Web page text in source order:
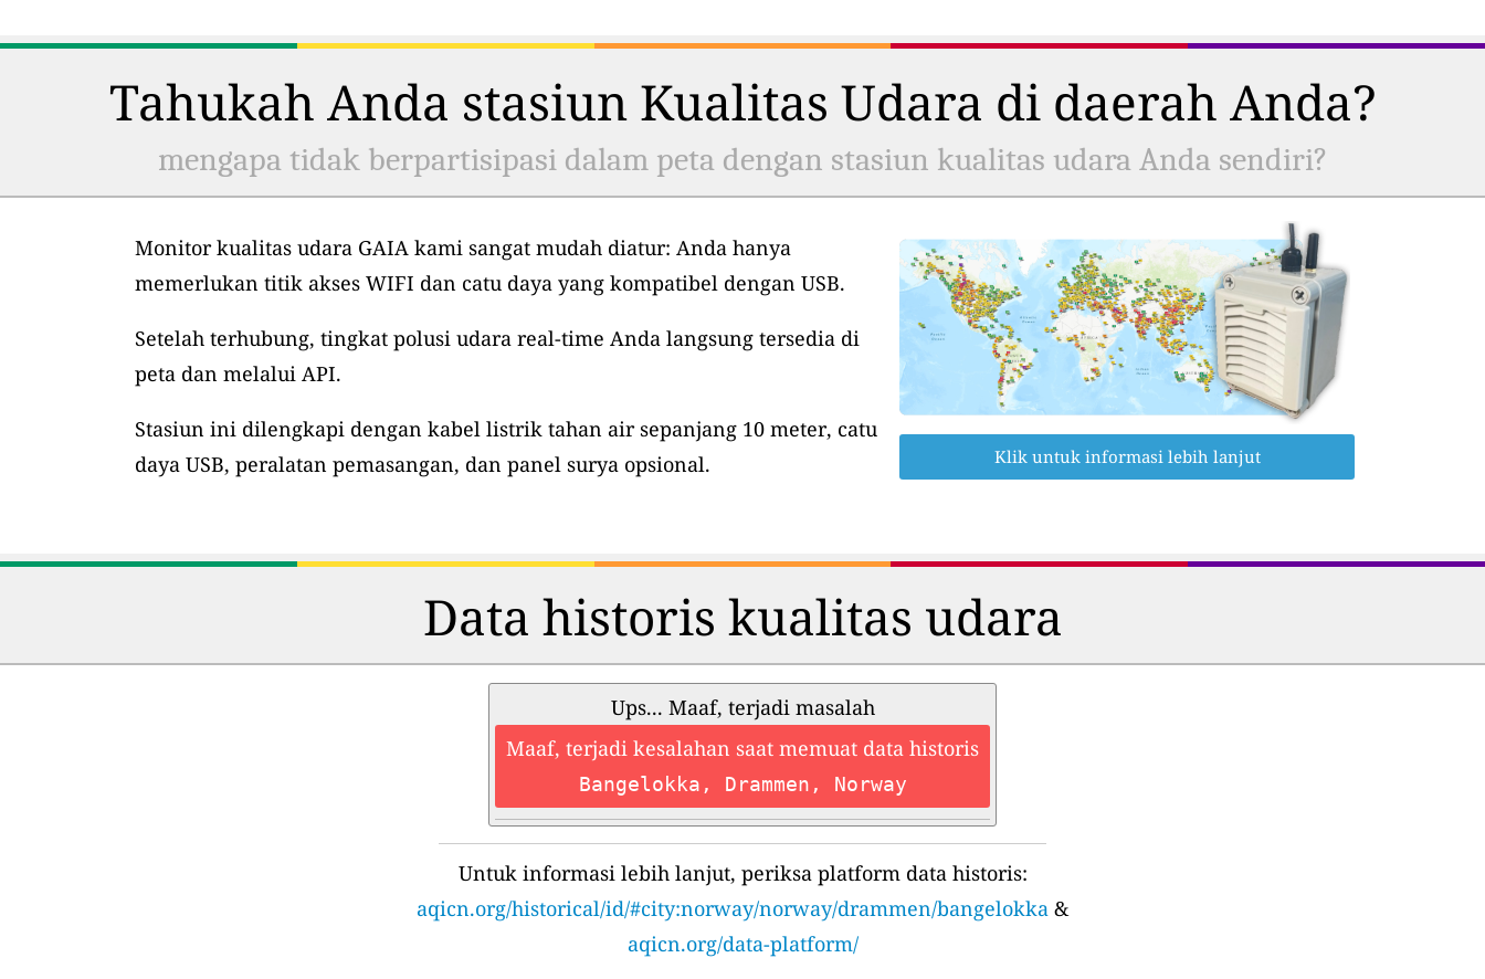
Tahukah Anda stasiun Kualitas Udara di daerah Anda?
mengapa tidak berpartisipasi dalam peta dengan stasiun kualitas udara Anda sendiri?
Monitor kualitas udara GAIA kami sangat mudah diatur: Anda hanya
memerlukan titik akses WIFI dan catu daya yang kompatibel dengan USB.
Setelah terhubung, tingkat polusi udara real-time Anda langsung tersedia di
peta dan melalui API.
Stasiun ini dilengkapi dengan kabel listrik tahan air sepanjang 10 meter, catu
daya USB, peralatan pemasangan, dan panel surya opsional.
Klik untuk informasi lebih lanjut
Data historis kualitas udara
Ups... Maaf, terjadi masalah
Maaf, terjadi kesalahan saat memuat data historis
Bangelokka, Drammen, Norway
Untuk informasi lebih lanjut, periksa platform data historis:
aqicn.org/historical/id/#city:norway/norway/drammen/bangelokka &
aqicn.org/data-platform/